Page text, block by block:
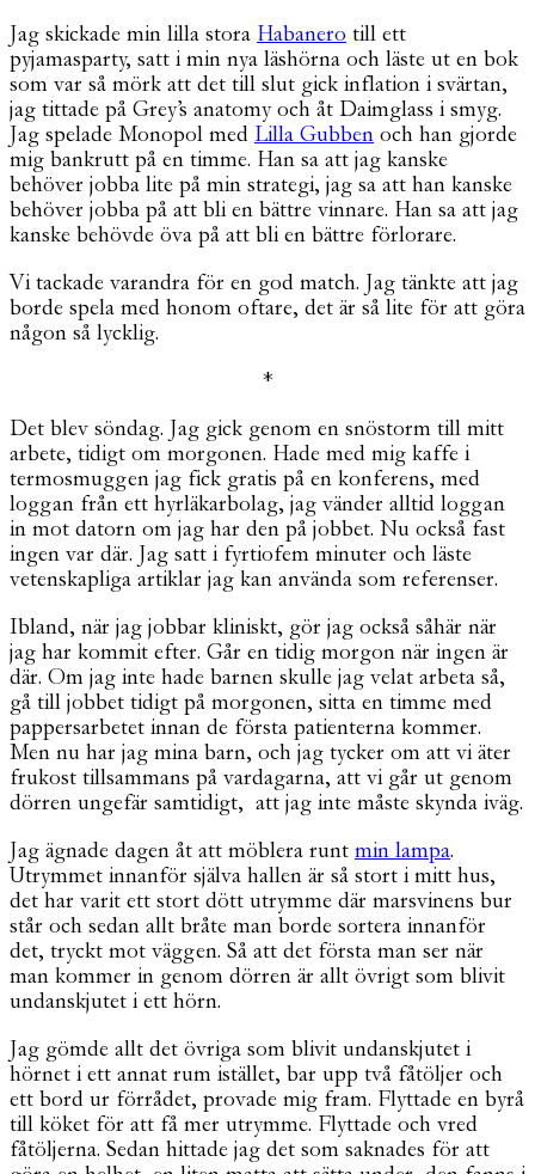
Jag skickade min lilla stora Habanero till ett
pyjamasparty, satt i min nya läshörna och läste ut en bok
som var så mörk att det till slut gick inflation i svärtan,
jag tittade på Grey’s anatomy och åt Daimglass i smyg.
Jag spelade Monopol med Lilla Gubben och han gjorde
mig bankrutt på en timme. Han sa att jag kanske
behöver jobba lite på min strategi, jag sa att han kanske
behöver jobba på att bli en bättre vinnare. Han sa att jag
kanske behövde öva på att bli en bättre förlorare.
Vi tackade varandra för en god match. Jag tänkte att jag
borde spela med honom oftare, det är så lite för att göra
någon så lycklig.
*
Det blev söndag. Jag gick genom en snöstorm till mitt
arbete, tidigt om morgonen. Hade med mig kaffe i
termosmuggen jag fick gratis på en konferens, med
loggan från ett hyrläkarbolag, jag vänder alltid loggan
in mot datorn om jag har den på jobbet. Nu också fast
ingen var där. Jag satt i fyrtiofem minuter och läste
vetenskapliga artiklar jag kan använda som referenser.
Ibland, när jag jobbar kliniskt, gör jag också såhär när
jag har kommit efter. Går en tidig morgon när ingen är
där. Om jag inte hade barnen skulle jag velat arbeta så,
gå till jobbet tidigt på morgonen, sitta en timme med
pappersarbetet innan de första patienterna kommer.
Men nu har jag mina barn, och jag tycker om att vi äter
frukost tillsammans på vardagarna, att vi går ut genom
dörren ungefär samtidigt, att jag inte måste skynda iväg.
Jag ägnade dagen åt att möblera runt min lampa.
Utrymmet innanför själva hallen är så stort i mitt hus,
det har varit ett stort dött utrymme där marsvinens bur
står och sedan allt bråte man borde sortera innanför
det, tryckt mot väggen. Så att det första man ser när
man kommer in genom dörren är allt övrigt som blivit
undanskjutet i ett hörn.
Jag gömde allt det övriga som blivit undanskjutet i
hörnet i ett annat rum istället, bar upp två fåtöljer och
ett bord ur förrådet, provade mig fram. Flyttade en byrå
till köket för att få mer utrymme. Flyttade och vred
fåtöljerna. Sedan hittade jag det som saknades för att